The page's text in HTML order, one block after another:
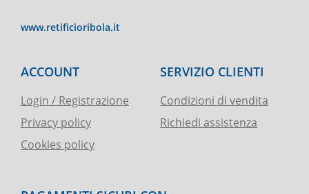
www.retificioribola.it
ACCOUNT
Login / Registrazione
Privacy policy
Cookies policy
SERVIZIO CLIENTI
Condizioni di vendita
Richiedi assistenza